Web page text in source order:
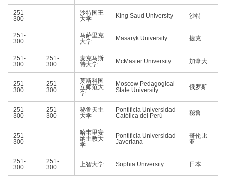
251-
300
沙特国王
大学
King Saud University 沙特
251-
300
马萨里克
大学
Masaryk University 捷克
251-
300
251-
300
麦克马斯
特大学
McMaster University 加拿大
251-
300
251-
300
莫斯科国
立师范大
学
Moscow Pedagogical
State University
俄罗斯
251-
300
251-
300
秘鲁天主
大学
Pontificia Universidad
Católica del Perú
秘鲁
251-
300
哈韦里安
纳主教大
学
Pontificia Universidad
Javeriana
哥伦比
亚
251-
300
251-
300
上智大学 Sophia University 日本